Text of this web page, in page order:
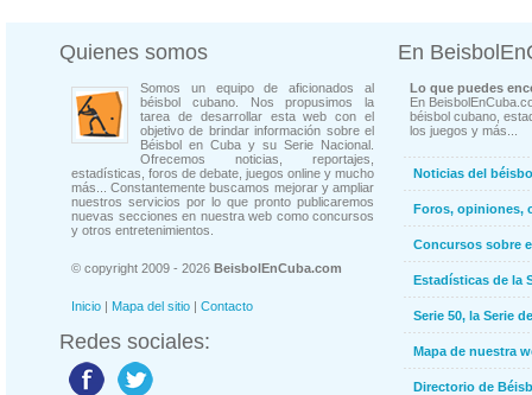
Quienes somos
Somos un equipo de aficionados al
béisbol cubano. Nos propusimos la
tarea de desarrollar esta web con el
objetivo de brindar información sobre el
Béisbol en Cuba y su Serie Nacional.
Ofrecemos noticias, reportajes,
estadísticas, foros de debate, juegos online y mucho
más... Constantemente buscamos mejorar y ampliar
nuestros servicios por lo que pronto publicaremos
nuevas secciones en nuestra web como concursos
y otros entretenimientos.
© copyright 2009 - 2026 BeisbolEnCuba.com
Inicio | Mapa del sitio | Contacto
Redes sociales:
En
Lo que puedes
En
béisbol cubano,
los juegos y más...
Noticias del
Foros, opiniones,
Concursos sobre
Estadísticas de la
Serie 50, la Serie
Mapa de nuestra
Directorio de